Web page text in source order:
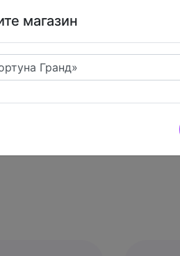
магазин
датчик надевания